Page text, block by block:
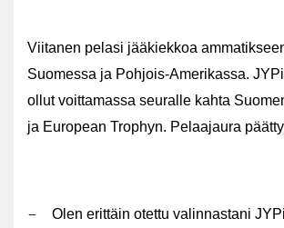
Viitanen pelasi jääkiekkoa
Suomessa ja Pohjois-Amerikassa.
ollut voittamassa seuralle kahta
ja European Trophyn. Pelaajaura
–
Olen erittäin otettu valinnastani